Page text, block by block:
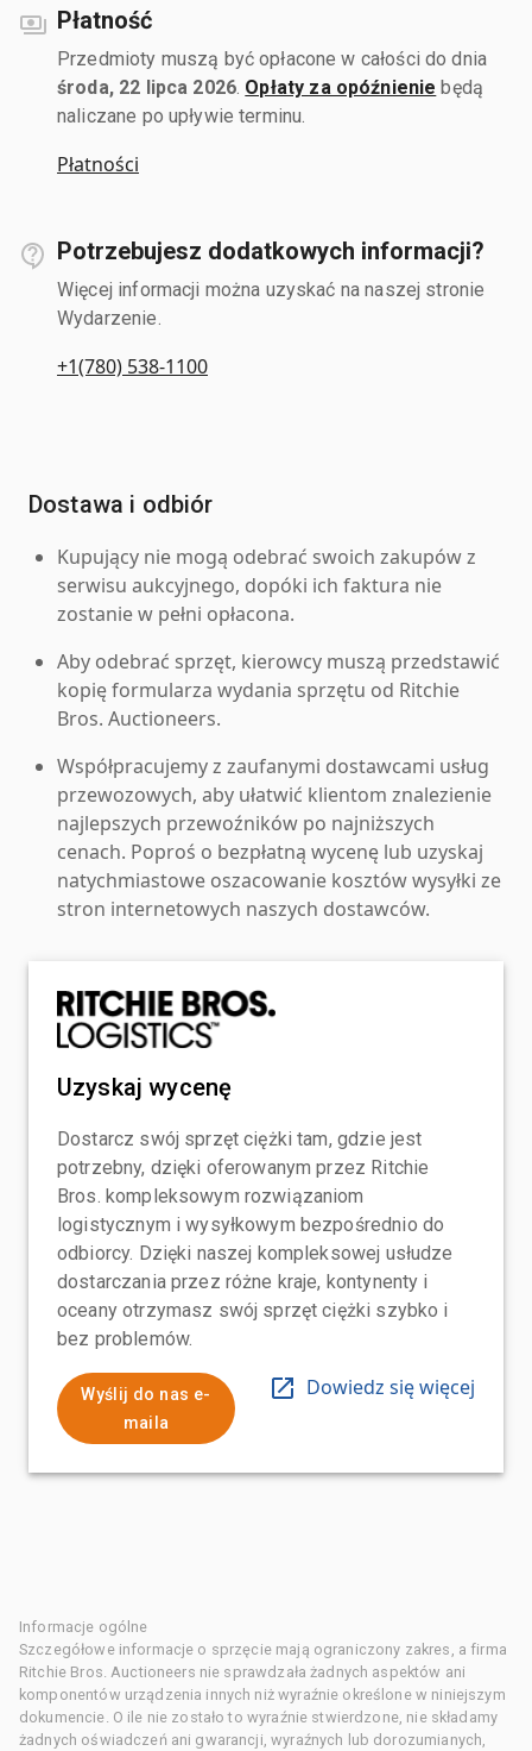
Płatność
Przedmioty muszą być opłacone w całości do dnia
środa, 22 lipca 2026 Opłaty za opóźnienie będą
naliczane po upływie terminu.
Płatności
Potrzebujesz dodatkowych informacji?
Więcej informacji można uzyskać na naszej stronie
Wydarzenie.
+1(780) 538-1100
Dostawa i odbiór
Kupujący nie mogą odebrać swoich zakupów z
serwisu aukcyjnego, dopóki ich faktura nie
zostanie w pełni opłacona.
Aby odebrać sprzęt, kierowcy muszą przedstawić
kopię formularza wydania sprzętu od Ritchie
Bros. Auctioneers.
Współpracujemy z zaufanymi dostawcami usług
przewozowych, aby ułatwić klientom znalezienie
najlepszych przewoźników po najniższych
cenach. Poproś o bezpłatną wycenę lub uzyskaj
natychmiastowe oszacowanie kosztów wysyłki ze
stron internetowych naszych dostawców.
Uzyskaj wycenę
Dostarcz swój sprzęt ciężki tam, gdzie jest
potrzebny, dzięki oferowanym przez Ritchie
Bros. kompleksowym rozwiązaniom
logistycznym i wysyłkowym bezpośrednio do
odbiorcy. Dzięki naszej kompleksowej usłudze
dostarczania przez różne kraje, kontynenty i
oceany otrzymasz swój sprzęt ciężki szybko i
bez problemów.
Wyślij do nas e-
maila
Dowiedz się więcej
Informacje ogólne
Szczegółowe informacje o sprzęcie mają ograniczony zakres, a firma
Ritchie Bros. Auctioneers nie sprawdzała żadnych aspektów ani
komponentów urządzenia innych niż wyraźnie określone w niniejszym
dokumencie. O ile nie zostało to wyraźnie stwierdzone, nie składamy
żadnych oświadczeń ani gwarancji, wyraźnych lub dorozumianych,